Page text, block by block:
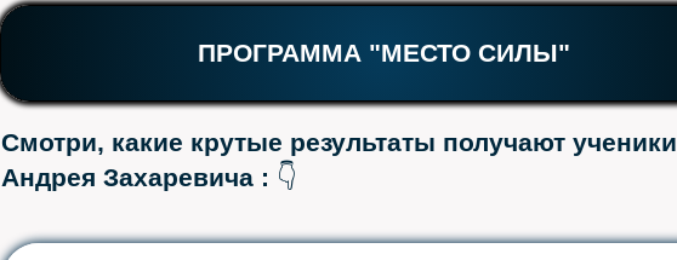
Смотри, какие крутые результаты получают ученики
Андрея Захаревича : 👇
ПРОГРАММА "МЕСТО СИЛЫ"